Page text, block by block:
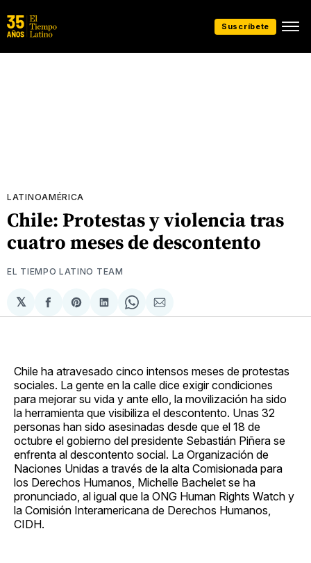
Suscríbete
LATINOAMÉRICA
Chile: Protestas y violencia tras
cuatro meses de descontento
EL TIEMPO LATINO TEAM
𝕏
Compartir
en
Share
on
Compartir
en
Share
on
Compartir
via
Chile ha atravesado cinco intensos meses de protestas
sociales. La gente en la calle dice exigir condiciones
para mejorar su vida y ante ello, la movilización ha sido
la herramienta que visibiliza el descontento. Unas 32
personas han sido asesinadas desde que el 18 de
octubre el gobierno del presidente Sebastián Piñera se
enfrenta al descontento social. La Organización de
Naciones Unidas a través de la alta Comisionada para
los Derechos Humanos, Michelle Bachelet se ha
pronunciado, al igual que la ONG Human Rights Watch y
la Comisión Interamericana de Derechos Humanos,
CIDH.